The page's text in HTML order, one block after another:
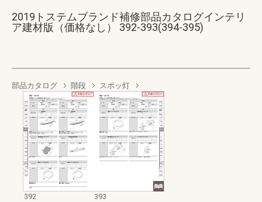
2019トステムブランド補修部品カタログインテリ
ア建材版（価格なし） 392-393(394-395)
部品カタログ 階段 スポッ灯
392
393